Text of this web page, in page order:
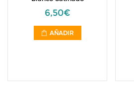
6,50€
AÑADIR